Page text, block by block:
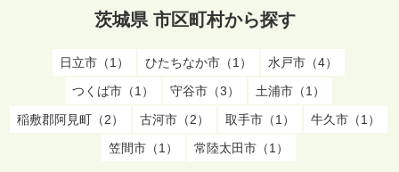
茨城県 市区町村から探す
日立市（1） ひたちなか市（1）
水戸市（4）
つくば市（1）
守谷市（3）
土浦市（1）
稲敷郡阿見町（2）
古河市（2） 取手市（1）
牛久市（1）
笠間市（1）
常陸太田市（1）